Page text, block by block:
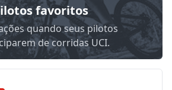
favoritos
quando seus pilotos
de corridas UCI.